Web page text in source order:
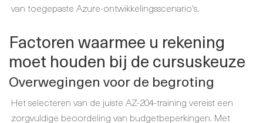
van toegepaste Azure-ontwikkelingsscenario's.
Factoren waarmee u rekening
moet houden bij de cursuskeuze
Overwegingen voor de begroting
Het selecteren van de juiste AZ-204-training vereist een
zorgvuldige beoordeling van budgetbeperkingen. Met